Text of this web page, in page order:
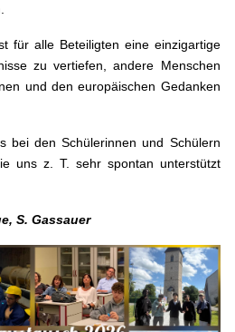
für alle Beteiligten eine einzigartige
zu vertiefen, andere Menschen
und den europäischen Gedanken
bei den Schülerinnen und Schülern
uns z. T. sehr spontan unterstützt
S. Gassauer